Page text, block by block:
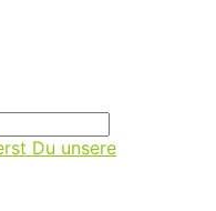
Du unsere